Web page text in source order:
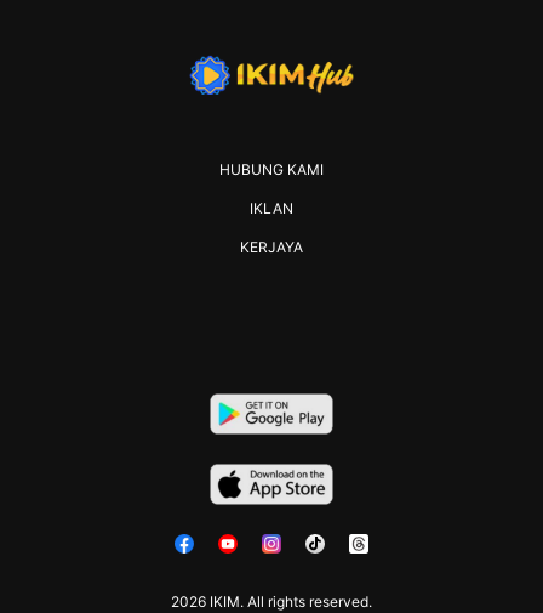
2026 IKIM. All rights reserved.
HUBUNG KAMI
IKLAN
KERJAYA